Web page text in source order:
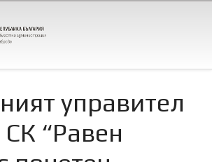
управител
“Равен